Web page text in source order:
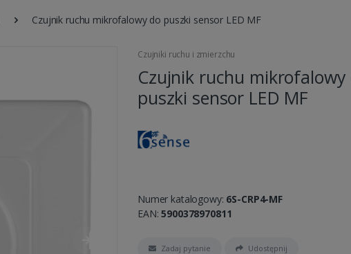
Czujnik ruchu mikrofalowy do puszki sensor LED MF
Czujniki ruchu i zmierzchu
Czujnik ruchu mikrofalowy
puszki sensor LED MF
Numer katalogowy: 6S-CRP4-MF
EAN:5900378970811
Zadaj pytanie Udostępnij